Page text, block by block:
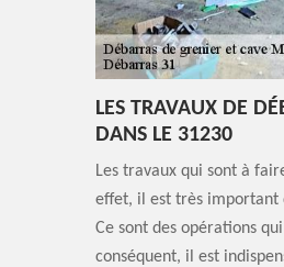
LES TRAVAUX DE
DANS LE 31230
Les travaux qui sont à
effet, il est très important
Ce sont des opérations
conséquent, il est